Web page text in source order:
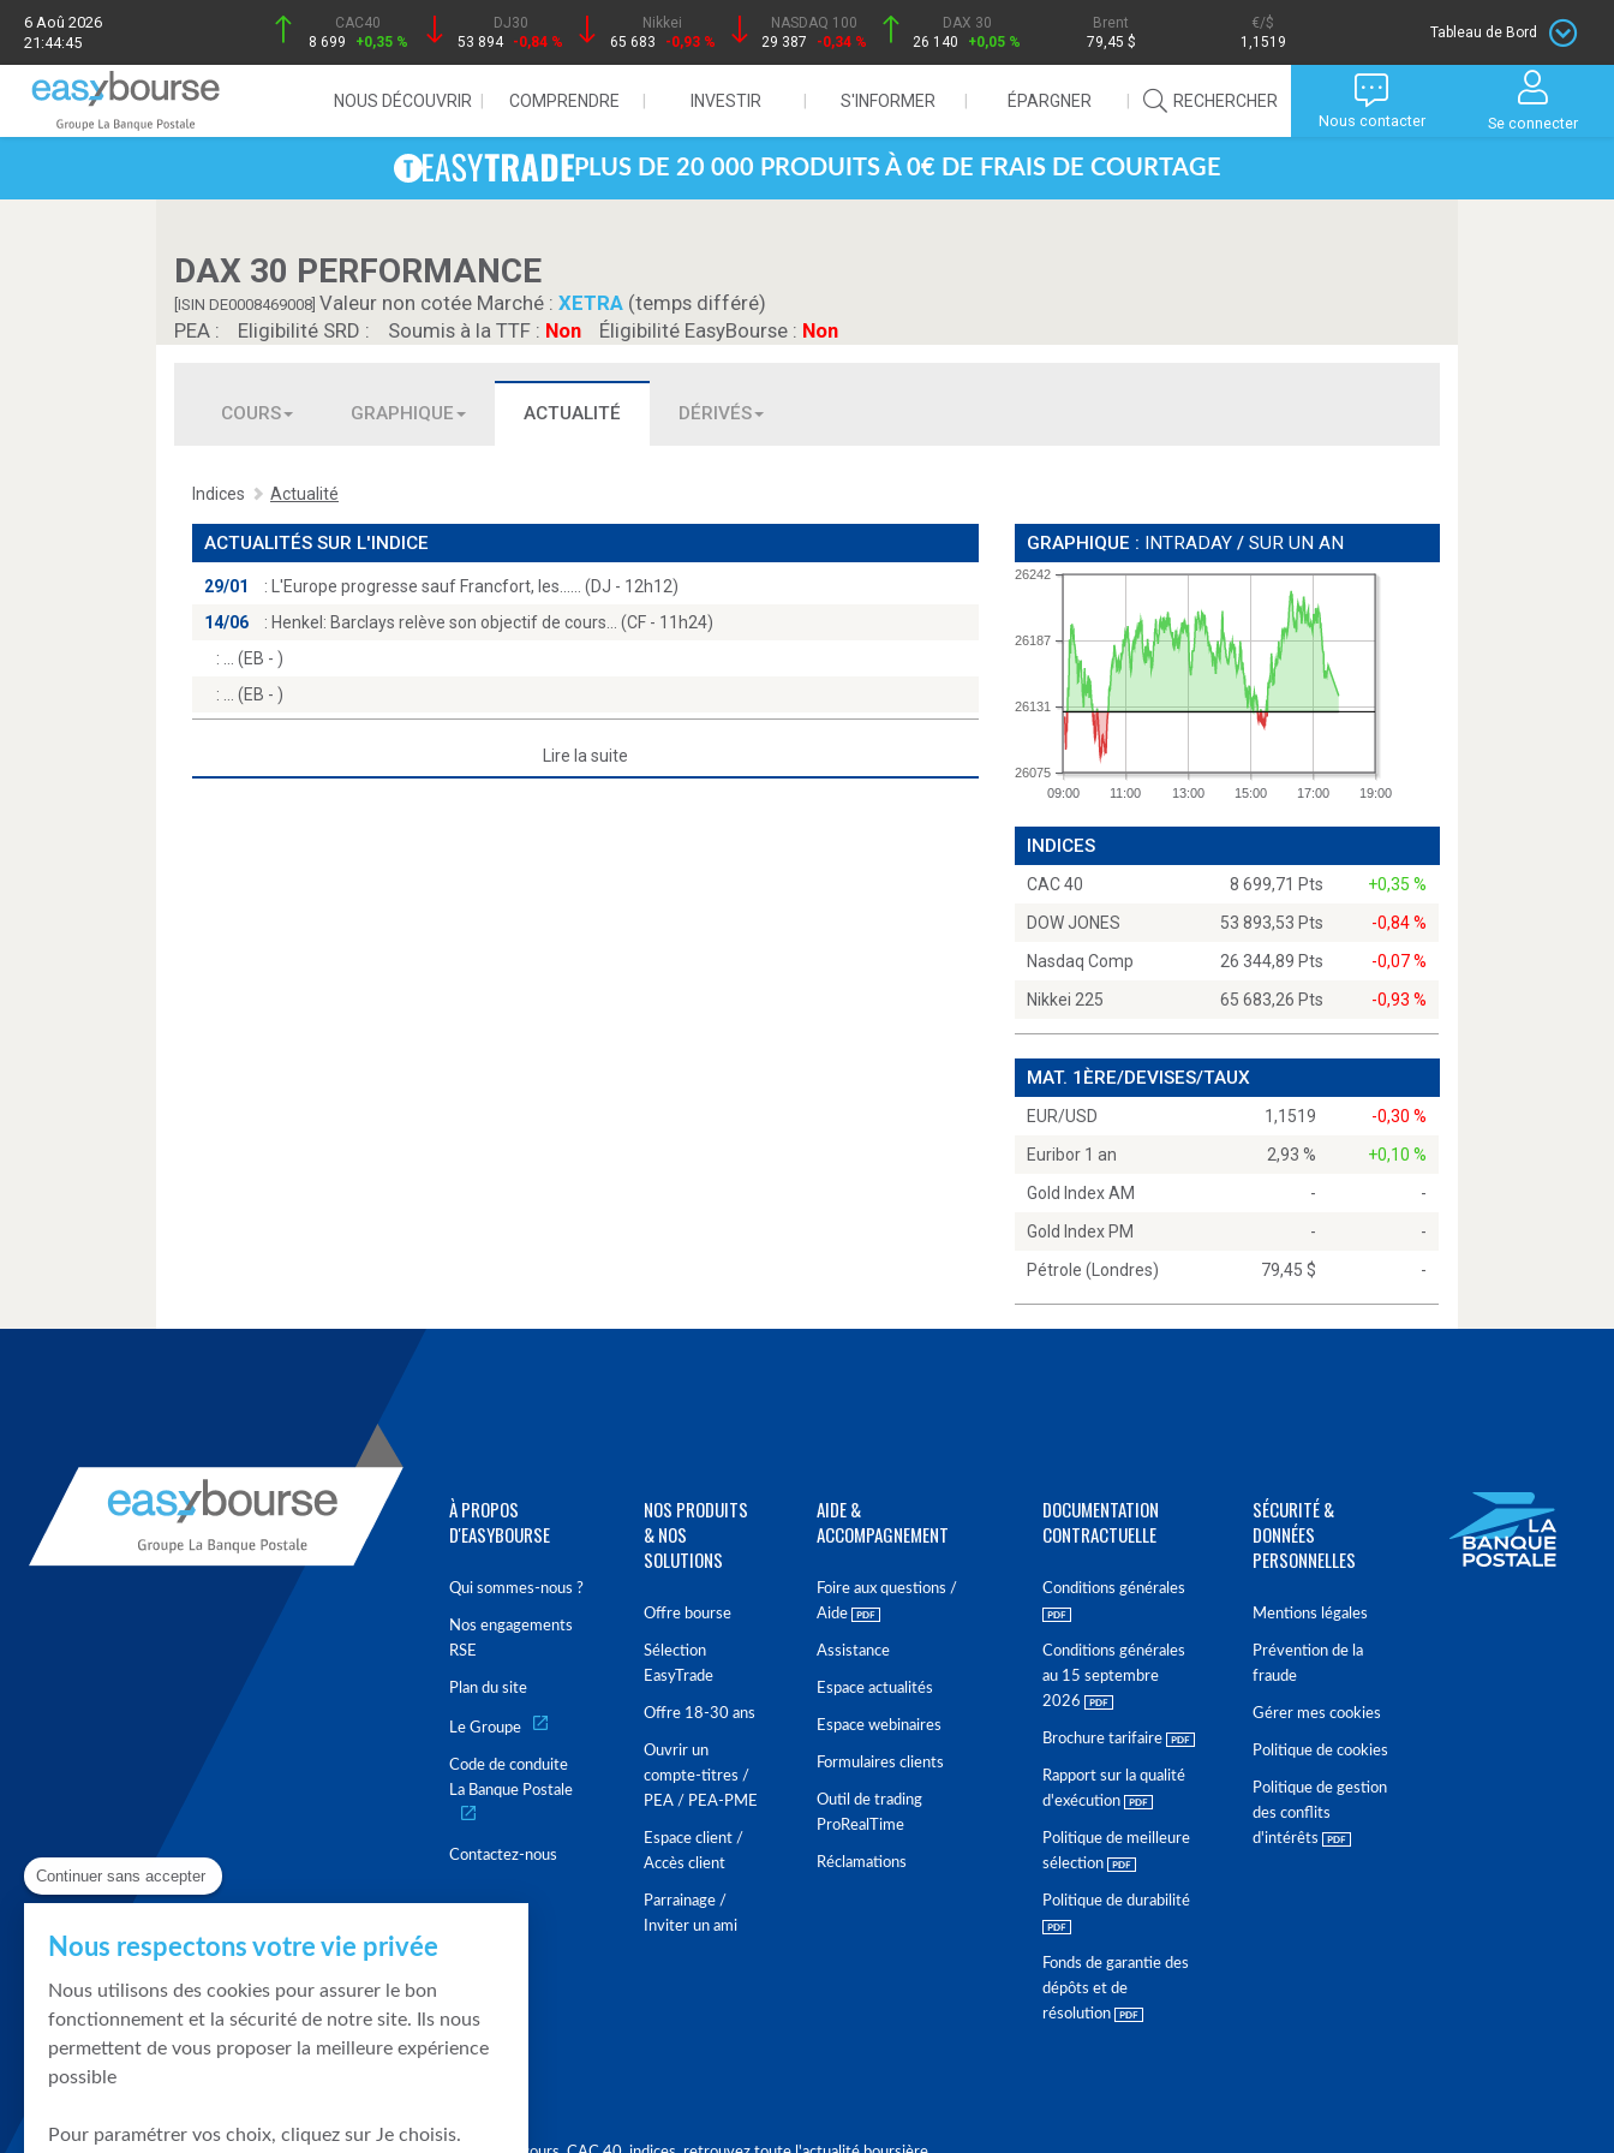
6 Aoû 2026
21:44:45
CAC40
8 699
+0,35 %
DJ30
53 894 -0,84 %
Nikkei
65 683
-0,93 %
NASDAQ 100
29 387
-0,34 %
DAX 30
26 140
+0,05 %
Brent
79,45 $
/$
1,1519
Tableau de Bord
NOUS DÉCOUVRIR COMPRENDRE INVESTIR S'INFORMER ÉPARGNER RECHERCHER
Nous contacter Se connecter
PLUS DE 20 000 PRODUITS À 0€ DE FRAIS DE COURTAGE
DAX 30 PERFORMANCE
[ISIN DE0008469008] Valeur non cotée Marché : XETRA (temps différé)
PEA :
Eligibilité SRD : Soumis à la TTF : Non Éligibilité EasyBourse : Non
COURS GRAPHIQUE ACTUALITÉ DÉRIVÉS
Indices Actualité
ACTUALITÉS SUR L'INDICE
29/01 :
L'Europe progresse sauf Francfort, les...… (DJ - 12h12)
14/06
: Henkel: Barclays relève son objectif de cours… (CF - 11h24)
:
(EB - )
:
(EB - )
Lire la suite
GRAPHIQUE : INTRADAY /SUR UN AN
09:00 11:00 13:00 15:00 17:00 19:00
26075
26131
26187
26242
INDICES
CAC 40 8 699,71 Pts
+0,35 %
DOW JONES
53 893,53 Pts
-0,84 %
Nasdaq Comp
26 344,89 Pts
-0,07 %
Nikkei 225
65 683,26 Pts -0,93 %
MAT. 1ÈRE/DEVISES/TAUX
EUR/USD 1,1519
-0,30 %
Euribor 1 an
2,93 %
+0,10 %
Gold Index AM
-
-
Gold Index PM
-
-
Pétrole (Londres)
79,45 $ -
À PROPOS
D'EASYBOURSE
Qui sommes-nous ?
Nos engagements
RSE
Plan du site
Le Groupe
Code de conduite
La Banque Postale
Contactez-nous
NOS PRODUITS
& NOS
SOLUTIONS
Offre bourse
Sélection
EasyTrade
Offre 18-30 ans
Ouvrir un
compte-titres /
PEA / PEA-PME
Espace client /
Accès client
Parrainage /
Inviter un ami
AIDE &
ACCOMPAGNEMENT
Foire aux questions /
Aide
Assistance
Espace actualités
Espace webinaires
Formulaires clients
Outil de trading
ProRealTime
Réclamations
DOCUMENTATION
CONTRACTUELLE
Conditions générales
Conditions générales
au 15 septembre
2026
Brochure tarifaire
Rapport sur la qualité
d'exécution
Politique de meilleure
sélection
Politique de durabilité
Fonds de garantie des
dépôts et de
résolution
SÉCURITÉ &
DONNÉES
PERSONNELLES
Mentions légales
Prévention de la
fraude
Gérer mes cookies
Politique de cookies
Politique de gestion
des conflits
d'intérêts
Continuer sans accepter
Nous respectons votre vie privée
Nous utilisons des cookies pour assurer le bon
fonctionnement et la sécurité de notre site. Ils nous
permettent de vous proposer la meilleure expérience
possible
Pour paramétrer vos choix, cliquez sur Je choisis.